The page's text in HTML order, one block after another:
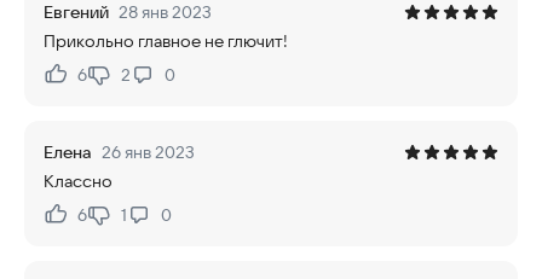
Евгений 28 янв 2023
Прикольно главное не глючит!
Нравится:
6Не нравится:
2 0
Елена 26 янв 2023
Классно
Нравится:
6Не нравится:
1 0